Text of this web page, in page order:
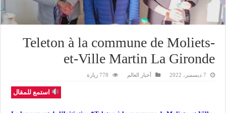
Teleton à la commune de Moliets-
et-Ville Martin La Gironde
7 ديسمبر، 2022 أخبار العالم 778 زيارة
استمع للمقال